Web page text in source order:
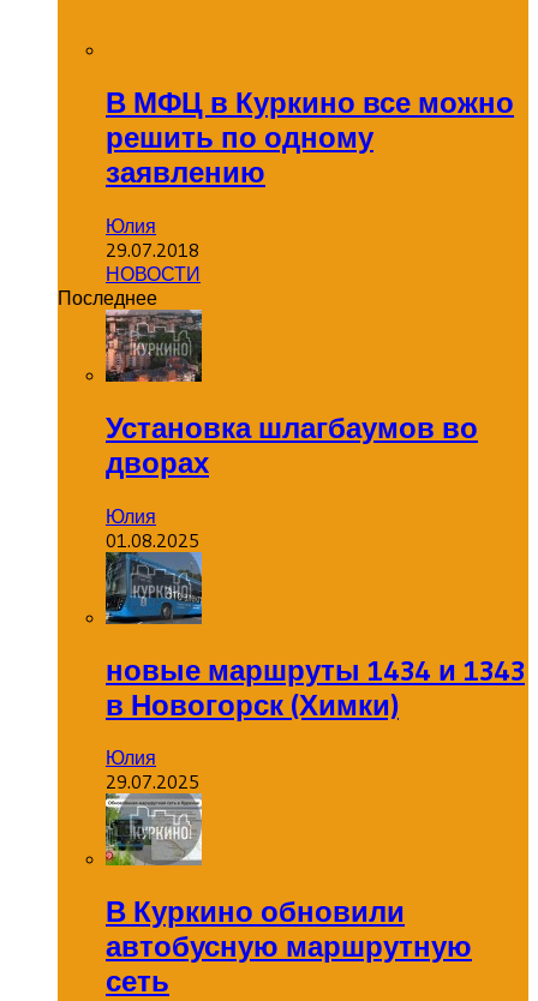
В МФЦ в Куркино все можно
решить по одному
заявлению
Юлия
29.07.2018
НОВОСТИ
Последнее
Установка шлагбаумов во
дворах
Юлия
01.08.2025
новые маршруты 1434 и 1343
в Новогорск (Химки)
Юлия
29.07.2025
В Куркино обновили
автобусную маршрутную
сеть